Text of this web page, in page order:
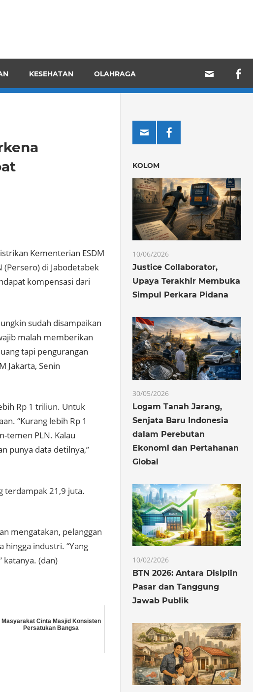
KESEHATAN OLAHRAGA
Kementerian ESDM
(Persero) di Jabodetabek
kompensasi dari
sudah disampaikan
malah memberikan
tapi pengurangan
Jakarta, Senin
Rp 1 triliun. Untuk
“Kurang lebih Rp 1
temen PLN. Kalau
punya data detilnya,”
terdampak 21,9 juta.
mengatakan, pelanggan
industri. “Yang
katanya. (dan)
Masyarakat Cinta Masjid Konsisten
Persatukan Bangsa
KOLOM
10/06/2026
Justice Collaborator,
Upaya Terakhir Membuka
Simpul Perkara Pidana
30/05/2026
Logam Tanah Jarang,
Senjata Baru Indonesia
dalam Perebutan
Ekonomi dan Pertahanan
Global
10/02/2026
BTN 2026: Antara Disiplin
Pasar dan Tanggung
Jawab Publik